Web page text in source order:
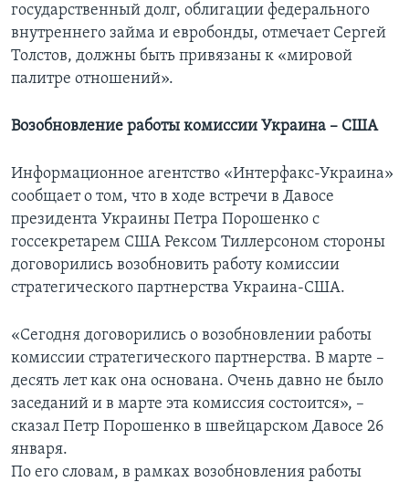
государственный долг, облигации федерального
внутреннего займа и евробонды, отмечает Сергей
Толстов, должны быть привязаны к «мировой
палитре отношений».
Возобновление работы комиссии Украина – США
Информационное агентство «Интерфакс-Украина»
сообщает о том, что в ходе встречи в Давосе
президента Украины Петра Порошенко с
госсекретарем США Рексом Тиллерсоном стороны
договорились возобновить работу комиссии
стратегического партнерства Украина-США.
«Сегодня договорились о возобновлении работы
комиссии стратегического партнерства. В марте –
десять лет как она основана. Очень давно не было
заседаний и в марте эта комиссия состоится», –
сказал Петр Порошенко в швейцарском Давосе 26
января.
По его словам, в рамках возобновления работы